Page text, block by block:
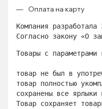
Оплата на карту
Компания
Согласно закону «О
Товары с
товар не был в
товар полностью
сохранены все ярлыки
Товар сохраняет